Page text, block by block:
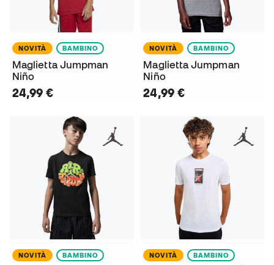
NOVITÀ BAMBINO
Maglietta Jumpman
Niño
24,99 €
NOVITÀ BAMBINO
Maglietta Jumpman
Niño
24,99 €
NOVITÀ BAMBINO NOVITÀ BAMBINO